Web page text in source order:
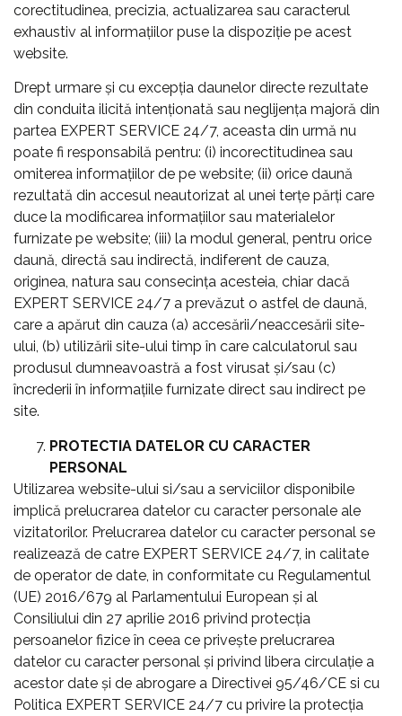
corectitudinea, precizia, actualizarea sau caracterul
exhaustiv al informațiilor puse la dispoziție pe acest
website.
Drept urmare şi cu excepţia daunelor directe rezultate
din conduita ilicită intenționată sau neglijența majoră din
partea EXPERT SERVICE 24/7, aceasta din urmă nu
poate fi responsabilă pentru: (i) incorectitudinea sau
omiterea informațiilor de pe website; (ii) orice daună
rezultată din accesul neautorizat al unei terţe părţi care
duce la modificarea informaţiilor sau materialelor
furnizate pe website; (iii) la modul general, pentru orice
daună, directă sau indirectă, indiferent de cauza,
originea, natura sau consecința acesteia, chiar dacă
EXPERT SERVICE 24/7 a prevăzut o astfel de daună,
care a apărut din cauza (a) accesării/neaccesării site-
ului, (b) utilizării site-ului timp în care calculatorul sau
produsul dumneavoastră a fost virusat şi/sau (c)
încrederii în informațiile furnizate direct sau indirect pe
site.
PROTECTIA DATELOR CU CARACTER
PERSONAL
Utilizarea website-ului si/sau a serviciilor disponibile
implică prelucrarea datelor cu caracter personale ale
vizitatorilor. Prelucrarea datelor cu caracter personal se
realizează de catre EXPERT SERVICE 24/7, in calitate
de operator de date, in conformitate cu Regulamentul
(UE) 2016/679 al Parlamentului European și al
Consiliului din 27 aprilie 2016 privind protecția
persoanelor fizice în ceea ce privește prelucrarea
datelor cu caracter personal și privind libera circulație a
acestor date și de abrogare a Directivei 95/46/CE si cu
Politica EXPERT SERVICE 24/7 cu privire la protecția